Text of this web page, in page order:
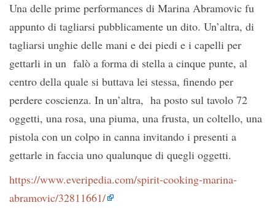
Una delle prime performances di Marina Abramovic fu
appunto di tagliarsi pubblicamente un dito. Un’altra, di
tagliarsi unghie delle mani e dei piedi e i capelli per
gettarli in un falò a forma di stella a cinque punte, al
centro della quale si buttava lei stessa, finendo per
perdere coscienza. In un’altra, ha posto sul tavolo 72
oggetti, una rosa, una piuma, una frusta, un coltello, una
pistola con un colpo in canna invitando i presenti a
gettarle in faccia uno qualunque di quegli oggetti.
https://www.everipedia.com/spirit-cooking-marina-
abramovic/32811661/